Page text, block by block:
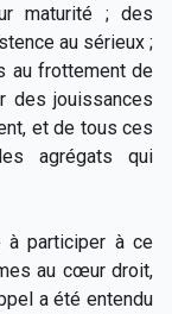
maturité ; des
au sérieux ;
au frottement de
des jouissances
et de tous ces
agrégats qui
à participer à ce
au cœur droit,
a été entendu